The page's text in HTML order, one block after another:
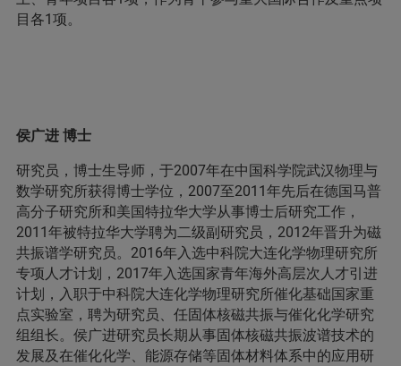
目各1项。
侯广进 博士
研究员，博士生导师，于2007年在中国科学院武汉物理与
数学研究所获得博士学位，2007至2011年先后在德国马普
高分子研究所和美国特拉华大学从事博士后研究工作，
2011年被特拉华大学聘为二级副研究员，2012年晋升为磁
共振谱学研究员。2016年入选中科院大连化学物理研究所
专项人才计划，2017年入选国家青年海外高层次人才引进
计划，入职于中科院大连化学物理研究所催化基础国家重
点实验室，聘为研究员、任固体核磁共振与催化化学研究
组组长。侯广进研究员长期从事固体核磁共振波谱技术的
发展及在催化化学、能源存储等固体材料体系中的应用研